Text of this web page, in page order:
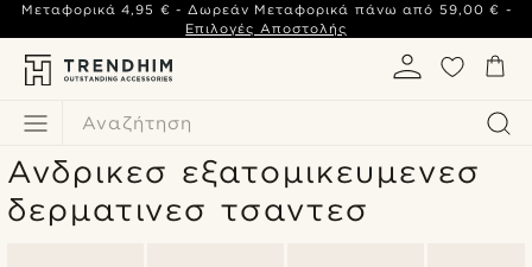
Αναζήτηση
Μεταφορικά 4,95 € - Δωρεάν Μεταφορικά πάνω από 59,00 € -
Επιλογές Αποστολής
Ανδρικεσ εξατομικευμενεσ
δερματινεσ τσαντεσ